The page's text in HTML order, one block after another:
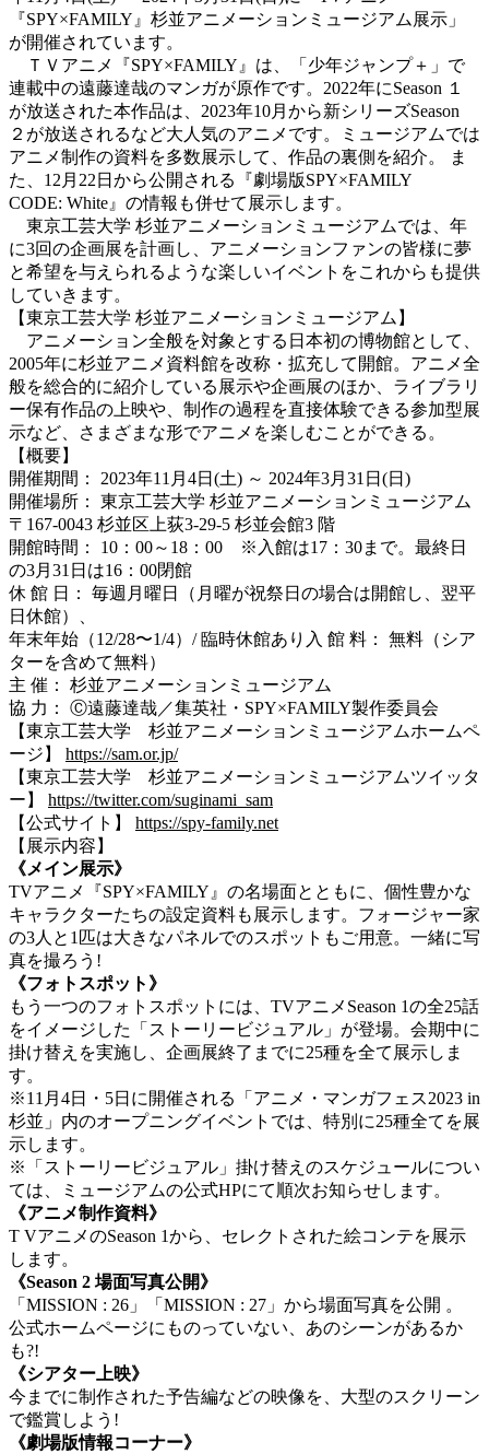
『SPY×FAMILY』杉並アニメーションミュージアム展示」
が開催されています。
ＴＶアニメ『SPY×FAMILY』は、「少年ジャンプ＋」で
連載中の遠藤達哉のマンガが原作です。2022年にSeason １
が放送された本作品は、2023年10月から新シリーズSeason
２が放送されるなど大人気のアニメです。ミュージアムでは
アニメ制作の資料を多数展示して、作品の裏側を紹介。 ま
た、12月22日から公開される『劇場版SPY×FAMILY
CODE: White』の情報も併せて展示します。
東京工芸大学 杉並アニメーションミュージアムでは、年
に3回の企画展を計画し、アニメーションファンの皆様に夢
と希望を与えられるような楽しいイベントをこれからも提供
していきます。
【東京工芸大学 杉並アニメーションミュージアム】
アニメーション全般を対象とする日本初の博物館として、
2005年に杉並アニメ資料館を改称・拡充して開館。アニメ全
般を総合的に紹介している展示や企画展のほか、ライブラリ
ー保有作品の上映や、制作の過程を直接体験できる参加型展
示など、さまざまな形でアニメを楽しむことができる。
【概要】
開催期間： 2023年11月4日(土) ～ 2024年3月31日(日)
開催場所： 東京工芸大学 杉並アニメーションミュージアム
〒167-0043 杉並区上荻3-29-5 杉並会館3 階
開館時間： 10：00～18：00 ※入館は17：30まで。最終日
の3月31日は16：00閉館
休 館 日： 毎週月曜日（月曜が祝祭日の場合は開館し、翌平
日休館）、
年末年始（12/28〜1/4）/ 臨時休館あり入 館 料： 無料（シア
ターを含めて無料）
主 催： 杉並アニメーションミュージアム
協 力： Ⓒ遠藤達哉／集英社・SPY×FAMILY製作委員会
【東京工芸大学 杉並アニメーションミュージアムホームペ
ージ】 https://sam.or.jp/
【東京工芸大学 杉並アニメーションミュージアムツイッタ
ー】 https://twitter.com/suginami_sam
【公式サイト】 https://spy-family.net
【展示内容】
《メイン展示》
TVアニメ『SPY×FAMILY』の名場面とともに、個性豊かな
キャラクターたちの設定資料も展示します。フォージャー家
の3人と1匹は大きなパネルでのスポットもご用意。一緒に写
真を撮ろう!
《フォトスポット》
もう一つのフォトスポットには、TVアニメSeason 1の全25話
をイメージした「ストーリービジュアル」が登場。会期中に
掛け替えを実施し、企画展終了までに25種を全て展示しま
す。
※11月4日・5日に開催される「アニメ・マンガフェス2023 in
杉並」内のオープニングイベントでは、特別に25種全てを展
示します。
※「ストーリービジュアル」掛け替えのスケジュールについ
ては、ミュージアムの公式HPにて順次お知らせします。
《アニメ制作資料》
T VアニメのSeason 1から、セレクトされた絵コンテを展示
します。
《Season 2 場面写真公開》
「MISSION : 26」「MISSION : 27」から場面写真を公開 。
公式ホームページにものっていない、あのシーンがあるか
も?!
《シアター上映》
今までに制作された予告編などの映像を、大型のスクリーン
で鑑賞しよう!
《劇場版情報コーナー》